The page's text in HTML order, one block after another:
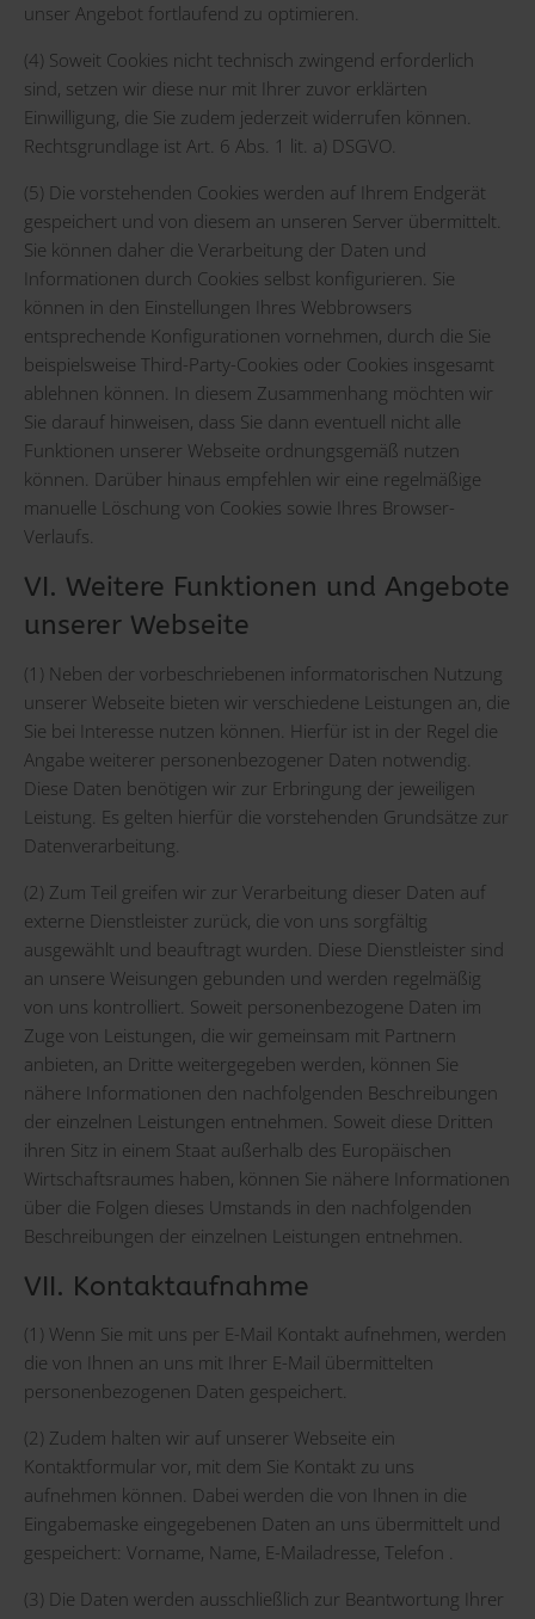
unser Angebot fortlaufend zu optimieren.
(4) Soweit Cookies nicht technisch zwingend erforderlich
sind, setzen wir diese nur mit Ihrer zuvor erklärten
Einwilligung, die Sie zudem jederzeit widerrufen können.
Rechtsgrundlage ist Art. 6 Abs. 1 lit. a) DSGVO.
(5) Die vorstehenden Cookies werden auf Ihrem Endgerät
gespeichert und von diesem an unseren Server übermittelt.
Sie können daher die Verarbeitung der Daten und
Informationen durch Cookies selbst konfigurieren. Sie
können in den Einstellungen Ihres Webbrowsers
entsprechende Konfigurationen vornehmen, durch die Sie
beispielsweise Third-Party-Cookies oder Cookies insgesamt
ablehnen können. In diesem Zusammenhang möchten wir
Sie darauf hinweisen, dass Sie dann eventuell nicht alle
Funktionen unserer Webseite ordnungsgemäß nutzen
können. Darüber hinaus empfehlen wir eine regelmäßige
manuelle Löschung von Cookies sowie Ihres Browser-
Verlaufs.
VI. Weitere Funktionen und Angebote
unserer Webseite
(1) Neben der vorbeschriebenen informatorischen Nutzung
unserer Webseite bieten wir verschiedene Leistungen an, die
Sie bei Interesse nutzen können. Hierfür ist in der Regel die
Angabe weiterer personenbezogener Daten notwendig.
Diese Daten benötigen wir zur Erbringung der jeweiligen
Leistung. Es gelten hierfür die vorstehenden Grundsätze zur
Datenverarbeitung.
(2) Zum Teil greifen wir zur Verarbeitung dieser Daten auf
externe Dienstleister zurück, die von uns sorgfältig
ausgewählt und beauftragt wurden. Diese Dienstleister sind
an unsere Weisungen gebunden und werden regelmäßig
von uns kontrolliert. Soweit personenbezogene Daten im
Zuge von Leistungen, die wir gemeinsam mit Partnern
anbieten, an Dritte weitergegeben werden, können Sie
nähere Informationen den nachfolgenden Beschreibungen
der einzelnen Leistungen entnehmen. Soweit diese Dritten
ihren Sitz in einem Staat außerhalb des Europäischen
Wirtschaftsraumes haben, können Sie nähere Informationen
über die Folgen dieses Umstands in den nachfolgenden
Beschreibungen der einzelnen Leistungen entnehmen.
VII. Kontaktaufnahme
(1) Wenn Sie mit uns per E-Mail Kontakt aufnehmen, werden
die von Ihnen an uns mit Ihrer E-Mail übermittelten
personenbezogenen Daten gespeichert.
(2) Zudem halten wir auf unserer Webseite ein
Kontaktformular vor, mit dem Sie Kontakt zu uns
aufnehmen können. Dabei werden die von Ihnen in die
Eingabemaske eingegebenen Daten an uns übermittelt und
gespeichert: Vorname, Name, E-Mailadresse, Telefon .
(3) Die Daten werden ausschließlich zur Beantwortung Ihrer